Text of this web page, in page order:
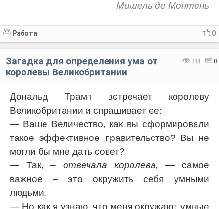
Мишель де Монтень
0
Работа
414 0
Загадка для определения ума от
королевы Великобритании
Дональд Трамп встречает королеву
Великобритании и спрашивает ее:
— Ваше Величество, как вы сформировали
такое эффективное правительство? Вы не
могли бы мне дать совет?
— Так,– отвечала королева, — самое
важное – это окружить себя умными
людьми.
— Но как я узнаю, что меня окружают умные